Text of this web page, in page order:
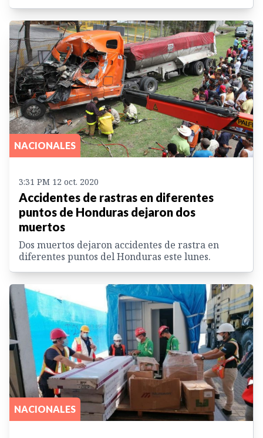
NACIONALES
3:31 PM 12 oct. 2020
Accidentes de rastras en diferentes
puntos de Honduras dejaron dos
muertos
Dos muertos dejaron accidentes de rastra en
diferentes puntos del Honduras este lunes.
NACIONALES